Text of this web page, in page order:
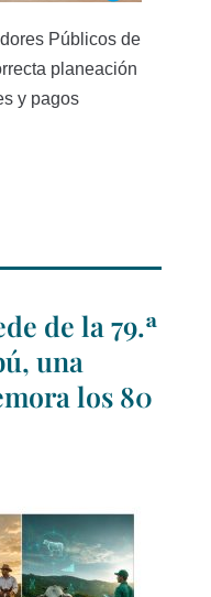
Públicos de
planeación
y pagos
de la 79.ª
una
los 80